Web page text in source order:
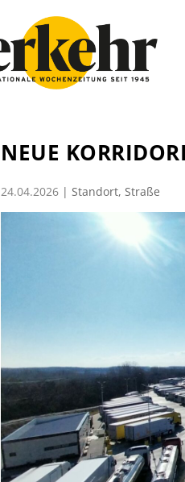
NEUE
24.04.2026 | Standort, Straße